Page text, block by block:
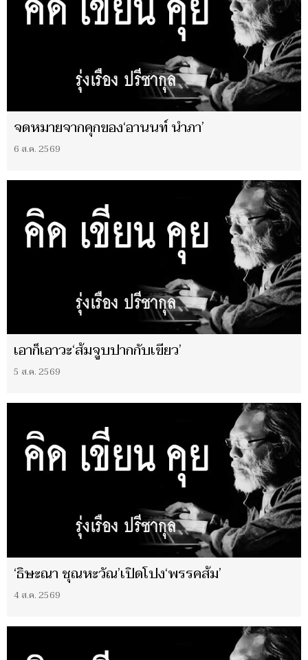
จดหมายจากคุกของ‘อานนท์ นำภา’
6 ส.ค. 2569
เอาก็เอาวะ‘ส้มจูบปากกับเขียว’
5 ส.ค. 2569
‘ธิษะณา ชุณหะวัณ’เปิดโปง‘พรรคส้ม’
4 ส.ค. 2569